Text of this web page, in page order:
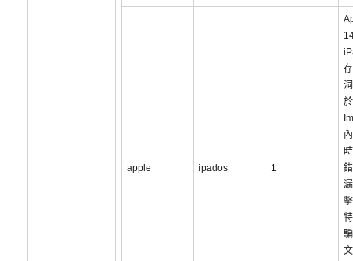
apple ipados 1